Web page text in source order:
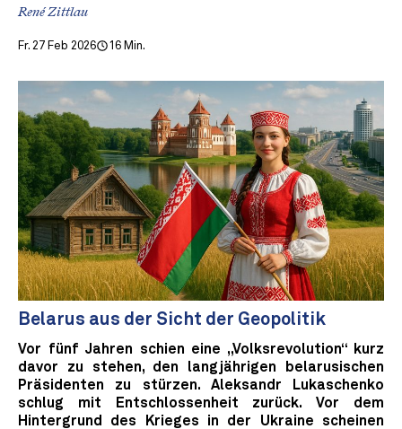
René Zittlau
Fr. 27 Feb 2026 16 Min.
Belarus aus der Sicht der Geopolitik
Vor fünf Jahren schien eine „Volksrevolution“ kurz
davor zu stehen, den langjährigen belarusischen
Präsidenten zu stürzen. Aleksandr Lukaschenko
schlug mit Entschlossenheit zurück. Vor dem
Hintergrund des Krieges in der Ukraine scheinen